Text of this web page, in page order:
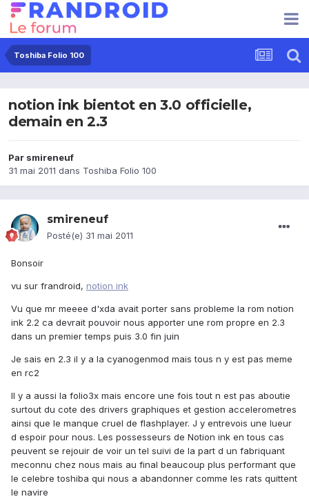
Toshiba Folio 100
notion ink bientot en 3.0 officielle,
demain en 2.3
Par smireneuf
31 mai 2011 dans Toshiba Folio 100
smireneuf
Posté(e) 31 mai 2011
Bonsoir
vu sur frandroid, notion ink
Vu que mr meeee d'xda avait porter sans probleme la rom notion
ink 2.2 ca devrait pouvoir nous apporter une rom propre en 2.3
dans un premier temps puis 3.0 fin juin
Je sais en 2.3 il y a la cyanogenmod mais tous n y est pas meme
en rc2
Il y a aussi la folio3x mais encore une fois tout n est pas aboutie
surtout du cote des drivers graphiques et gestion accelerometres
ainsi que le manque cruel de flashplayer. J y entrevois une lueur
d espoir pour nous. Les possesseurs de Notion ink en tous cas
peuvent se rejouir de voir un tel suivi de la part d un fabriquant
meconnu chez nous mais au final beaucoup plus performant que
le celebre toshiba qui nous a abandonner comme les rats quittent
le navire